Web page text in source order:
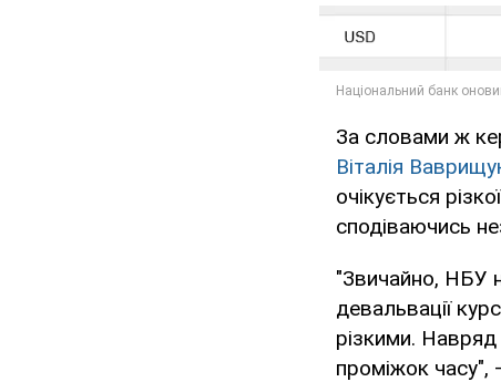
За словами ж
Віталія
очікується
сподіваючись
"Звичайно, НБУ
девальвації
різкими.
проміжок часу",